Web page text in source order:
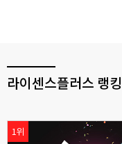
라이센스플러스 랭킹
1위